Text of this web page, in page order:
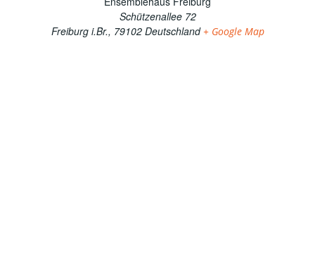
Schützenallee 72
Freiburg i.Br., 79102 Deutschland + Google Map